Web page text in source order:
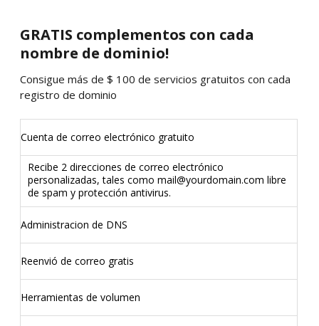
GRATIS complementos con cada
nombre de dominio!
Consigue más de $ 100 de servicios gratuitos con cada
registro de dominio
Cuenta de correo electrónico gratuito
Recibe 2 direcciones de correo electrónico
personalizadas, tales como mail@yourdomain.com libre
de spam y protección antivirus.
Administracion de DNS
Reenvió de correo gratis
Herramientas de volumen